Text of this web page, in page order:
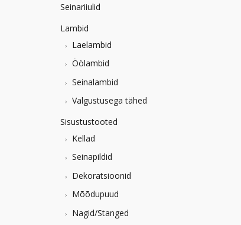
Seinariiulid
Lambid
Laelambid
Öölambid
Seinalambid
Valgustusega tähed
Sisustustooted
Kellad
Seinapildid
Dekoratsioonid
Mõõdupuud
Nagid/Stanged